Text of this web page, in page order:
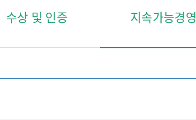
수상 및 인증 지속가능경영